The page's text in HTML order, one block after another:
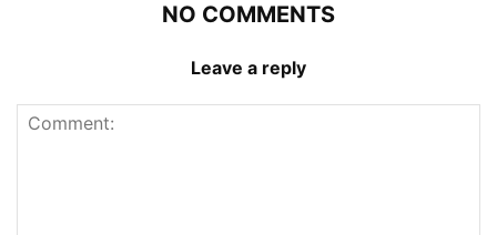
NO COMMENTS
Leave a reply